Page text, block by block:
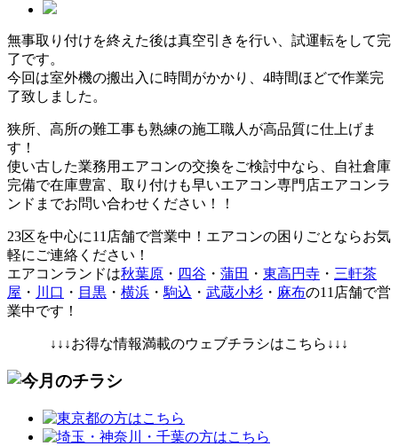
無事取り付けを終えた後は真空引きを行い、試運転をして完
了です。
今回は室外機の搬出入に時間がかかり、4時間ほどで作業完
了致しました。
狭所、高所の難工事も熟練の施工職人が高品質に仕上げま
す！
使い古した業務用エアコンの交換をご検討中なら、自社倉庫
完備で在庫豊富、取り付けも早いエアコン専門店エアコンラ
ンドまでお問い合わせください！！
23区を中心に11店舗で営業中！エアコンの困りごとならお気
軽にご連絡ください！
エアコンランドは秋葉原 ・ 四谷 ・ 蒲田 ・ 東高円寺 ・ 三軒茶
屋 ・ 川口 ・ 目黒 ・ 横浜 ・ 駒込 ・ 武蔵小杉 ・ 麻布の11店舗で営
業中です！
↓↓↓お得な情報満載のウェブチラシはこちら↓↓↓